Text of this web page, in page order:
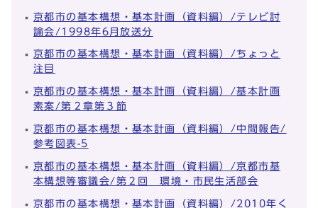
京都市の基本構想・基本計画（資料編）/テレビ討
論会/1998年6月放送分
京都市の基本構想・基本計画（資料編）/ちょっと
注目
京都市の基本構想・基本計画（資料編）/基本計画
素案/第２章第３節
京都市の基本構想・基本計画（資料編）/中間報告/
参考図表-5
京都市の基本構想・基本計画（資料編）/京都市基
本構想等審議会/第２回 環境・市民生活部会
京都市の基本構想・基本計画（資料編）/2010年く